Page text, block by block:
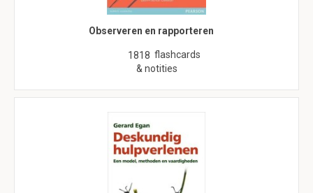
Observeren en rapporteren
1818 flashcards
& notities